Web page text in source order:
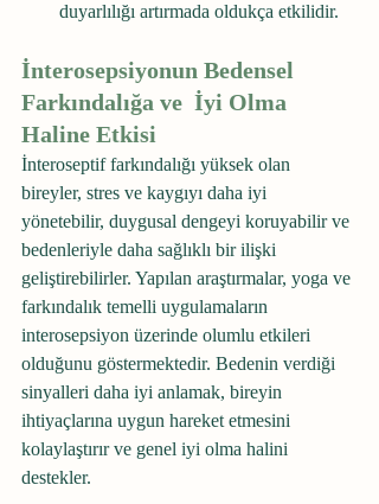
duyarlılığı artırmada oldukça etkilidir.
İnterosepsiyonun Bedensel
Farkındalığa ve  İyi Olma
Haline Etkisi
İnteroseptif farkındalığı yüksek olan
bireyler, stres ve kaygıyı daha iyi
yönetebilir, duygusal dengeyi koruyabilir ve
bedenleriyle daha sağlıklı bir ilişki
geliştirebilirler. Yapılan araştırmalar, yoga ve
farkındalık temelli uygulamaların
interosepsiyon üzerinde olumlu etkileri
olduğunu göstermektedir. Bedenin verdiği
sinyalleri daha iyi anlamak, bireyin
ihtiyaçlarına uygun hareket etmesini
kolaylaştırır ve genel iyi olma halini
destekler.